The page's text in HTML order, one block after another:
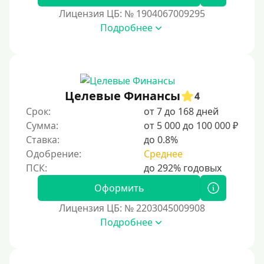
30000 руб на год
80000 руб
90000 руб
100000 руб
150000 руб
200000 руб
250000 руб
Лицензия ЦБ: № 1904067009295
Подробнее
Целевые Финансы
4
Срок:
от 7 до 168 дней
Сумма:
от 5 000 до 100 000 ₽
Ставка:
до 0.8%
Одобрение:
Среднее
Оформить
Лицензия ЦБ: № 2203045009908
Подробнее